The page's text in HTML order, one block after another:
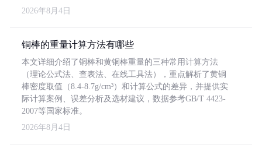
2026年8月4日
铜棒的重量计算方法有哪些
本文详细介绍了铜棒和黄铜棒重量的三种常用计算方法
（理论公式法、查表法、在线工具法），重点解析了黄铜
棒密度取值（8.4-8.7g/cm³）和计算公式的差异，并提供实
际计算案例、误差分析及选材建议，数据参考GB/T 4423-
2007等国家标准。
2026年8月4日